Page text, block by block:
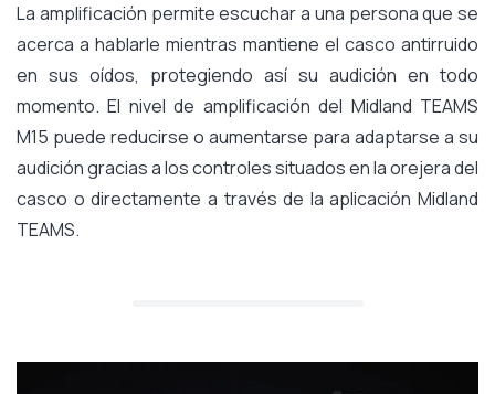
La amplificación permite escuchar a una persona que se
acerca a hablarle mientras mantiene el casco antirruido
en sus oídos, protegiendo así su audición en todo
momento. El nivel de amplificación del Midland TEAMS
M15 puede reducirse o aumentarse para adaptarse a su
audición gracias a los controles situados en la orejera del
casco o directamente a través de la aplicación Midland
TEAMS.